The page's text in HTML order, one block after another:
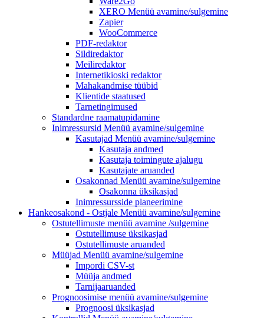
XERO Menüü avamine/sulgemine
Zapier
WooCommerce
PDF-redaktor
Sildiredaktor
Meiliredaktor
Internetikioski redaktor
Mahakandmise tüübid
Klientide staatused
Tarnetingimused
Standardne raamatupidamine
Inimressursid Menüü avamine/sulgemine
Kasutajad Menüü avamine/sulgemine
Kasutaja andmed
Kasutaja toimingute ajalugu
Kasutajate aruanded
Osakonnad Menüü avamine/sulgemine
Osakonna üksikasjad
Inimressursside planeerimine
Hankeosakond - Ostjale Menüü avamine/sulgemine
Ostutellimuste menüü avamine /sulgemine
Ostutellimuse üksikasjad
Ostutellimuste aruanded
Müüjad Menüü avamine/sulgemine
Impordi CSV-st
Müüja andmed
Tarnijaaruanded
Prognoosimise menüü avamine/sulgemine
Prognoosi üksikasjad